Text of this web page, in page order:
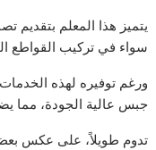
يتميز هذا المعلم بتقديم
سواء في تركيب القواطع
ورغم توفيره لهذه
جبس عالية الجودة، مما
تدوم طويلاً، على عكس